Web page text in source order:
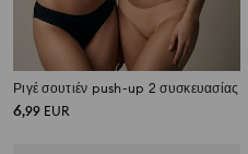
Ριγέ σουτιέν push-up 2 συσκευασίας
6,99 EUR